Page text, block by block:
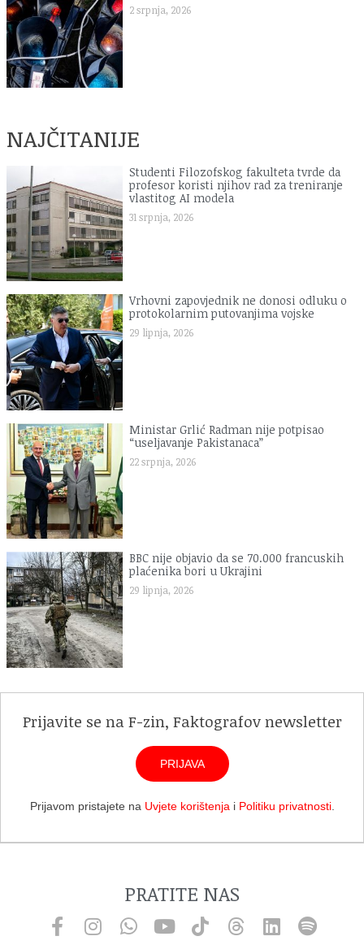
2 srpnja, 2026
NAJČITANIJE
Studenti Filozofskog fakulteta tvrde da
profesor koristi njihov rad za treniranje
vlastitog AI modela
31 srpnja, 2026
Vrhovni zapovjednik ne donosi odluku o
protokolarnim putovanjima vojske
29 lipnja, 2026
Ministar Grlić Radman nije potpisao
“useljavanje Pakistanaca”
22 srpnja, 2026
BBC nije objavio da se 70.000 francuskih
plaćenika bori u Ukrajini
29 lipnja, 2026
Prijavite se na F-zin, Faktografov newsletter
PRIJAVA
Prijavom pristajete na Uvjete korištenja i Politiku privatnosti.
PRATITE NAS